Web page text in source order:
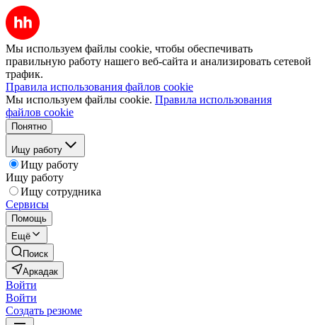
Мы используем файлы cookie, чтобы обеспечивать
правильную работу нашего веб-сайта и анализировать сетевой
трафик.
Правила использования файлов cookie
Мы используем файлы cookie. Правила использования
файлов cookie
Понятно
Ищу работу
Ищу работу
Ищу работу
Ищу сотрудника
Сервисы
Помощь
Ещё
Поиск
Аркадак
Войти
Войти
Создать резюме